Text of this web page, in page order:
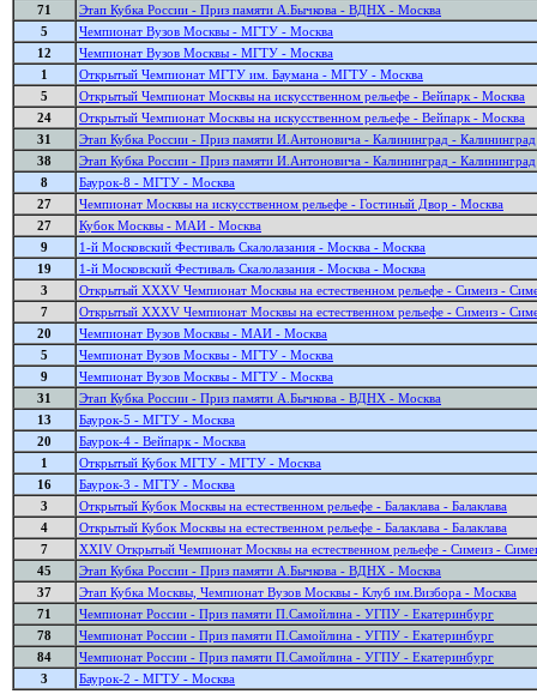
71
Этап Кубка России - Приз памяти А.Бычкова - ВДНХ - Москва
5
Чемпионат Вузов Москвы - МГТУ - Москва
12
Чемпионат Вузов Москвы - МГТУ - Москва
1
Открытый Чемпионат МГТУ им. Баумана - МГТУ - Москва
5
Открытый Чемпионат Москвы на искусственном рельефе - Вейпарк - Москва
24
Открытый Чемпионат Москвы на искусственном рельефе - Вейпарк - Москва
31
Этап Кубка России - Приз памяти И.Антоновича - Калининград - Калининград
38
Этап Кубка России - Приз памяти И.Антоновича - Калининград - Калининград
8
Баурок-8 - МГТУ - Москва
27
Чемпионат Москвы на искусственном рельефе - Гостиный Двор - Москва
27
Кубок Москвы - МАИ - Москва
9
1-й Московский Фестиваль Скалолазания - Москва - Москва
19
1-й Московский Фестиваль Скалолазания - Москва - Москва
3
Открытый XXXV Чемпионат Москвы на естественном рельефе - Симеиз -
7
Открытый XXXV Чемпионат Москвы на естественном рельефе - Симеиз -
20
Чемпионат Вузов Москвы - МАИ - Москва
5
Чемпионат Вузов Москвы - МГТУ - Москва
9
Чемпионат Вузов Москвы - МГТУ - Москва
31
Этап Кубка России - Приз памяти А.Бычкова - ВДНХ - Москва
13
Баурок-5 - МГТУ - Москва
20
Баурок-4 - Вейпарк - Москва
1
Открытый Кубок МГТУ - МГТУ - Москва
16
Баурок-3 - МГТУ - Москва
3
Открытый Кубок Москвы на естественном рельефе - Балаклава - Балаклава
4
Открытый Кубок Москвы на естественном рельефе - Балаклава - Балаклава
7
XXIV Открытый Чемпионат Москвы на естественном рельефе - Симеиз -
45
Этап Кубка России - Приз памяти А.Бычкова - ВДНХ - Москва
37
Этап Кубка Москвы, Чемпионат Вузов Москвы - Клуб им.Визбора - Москва
71
Чемпионат России - Приз памяти П.Самойлина - УГПУ - Екатеринбург
78
Чемпионат России - Приз памяти П.Самойлина - УГПУ - Екатеринбург
84
Чемпионат России - Приз памяти П.Самойлина - УГПУ - Екатеринбург
3
Баурок-2 - МГТУ - Москва